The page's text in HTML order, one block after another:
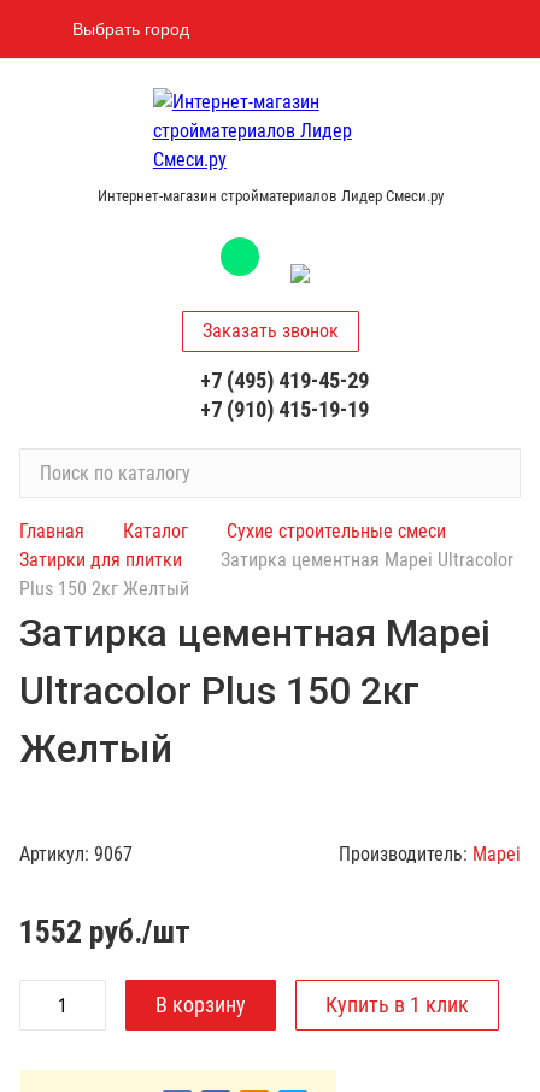
Выбрать город
Интернет-магазин стройматериалов Лидер Смеси.ру
и
с
к
о
а
а
у
Заказать звонок
+7 (495) 419-45-29
+7 (910) 415-19-19
Главная Каталог
Сухие строительные смеси
Затирки для плитки
Затирка цементная Mapei Ultracolor
Plus 150 2кг Желтый
Затирка цементная Mapei
Ultracolor Plus 150 2кг
Желтый
Артикул: 9067 Производитель: Mapei
1552 руб./шт